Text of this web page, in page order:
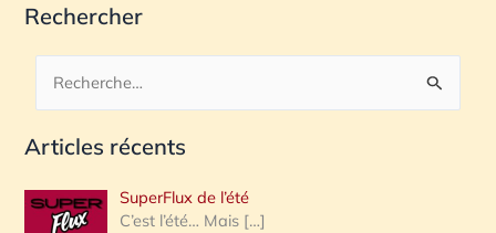
Rechercher
c
e
Articles récents
SuperFlux de l’été
C’est l’été… Mais […]